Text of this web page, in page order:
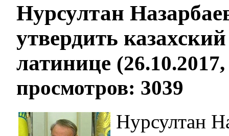
Нурсултан
утвердить
латинице
просмотров: 3039
Нурсултан